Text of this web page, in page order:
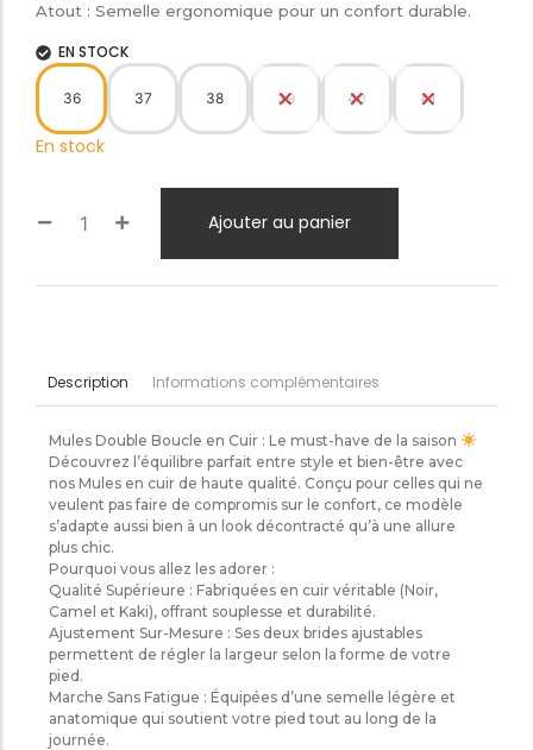
​Atout : Semelle ergonomique pour un confort durable.
EN STOCK
36 37 38 39 40 41
En stock
Ajouter au panier
Description Informations complémentaires
Mules Double Boucle en Cuir : Le must-have de la saison
​Découvrez l’équilibre parfait entre style et bien-être avec
nos Mules en cuir de haute qualité. Conçu pour celles qui ne
veulent pas faire de compromis sur le confort, ce modèle
s’adapte aussi bien à un look décontracté qu’à une allure
plus chic.
​Pourquoi vous allez les adorer :
​Qualité Supérieure : Fabriquées en cuir véritable (Noir,
Camel et Kaki), offrant souplesse et durabilité.
​Ajustement Sur-Mesure : Ses deux brides ajustables
permettent de régler la largeur selon la forme de votre
pied.
​Marche Sans Fatigue : Équipées d’une semelle légère et
anatomique qui soutient votre pied tout au long de la
journée.